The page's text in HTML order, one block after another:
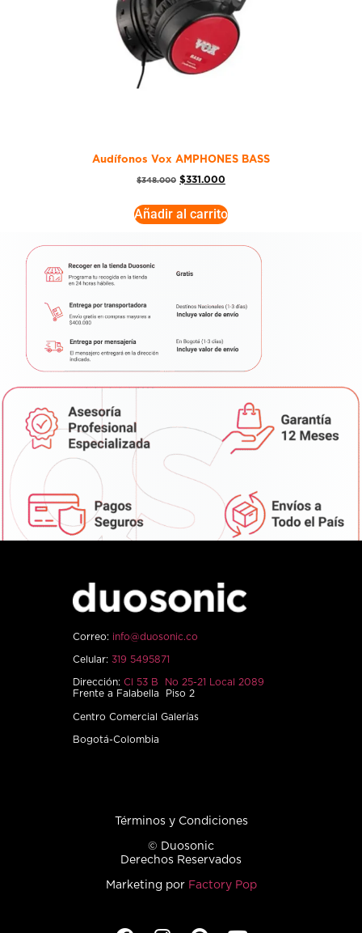
Audífonos Vox AMPHONES BASS
$348.000 $331.000
Añadir al carrito
Correo: info@duosonic.co
Celular: 319 5495871
Dirección: Cl 53 B No 25-21 Local 2089
Frente a Falabella Piso 2
Centro Comercial Galerías
Bogotá-Colombia
Términos y Condiciones
© Duosonic
Derechos Reservados
Marketing por Factory Pop